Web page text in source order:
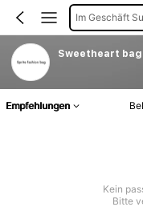
Im Geschäft
Sweetheart bag
Empfehlungen
Kein
Bitte